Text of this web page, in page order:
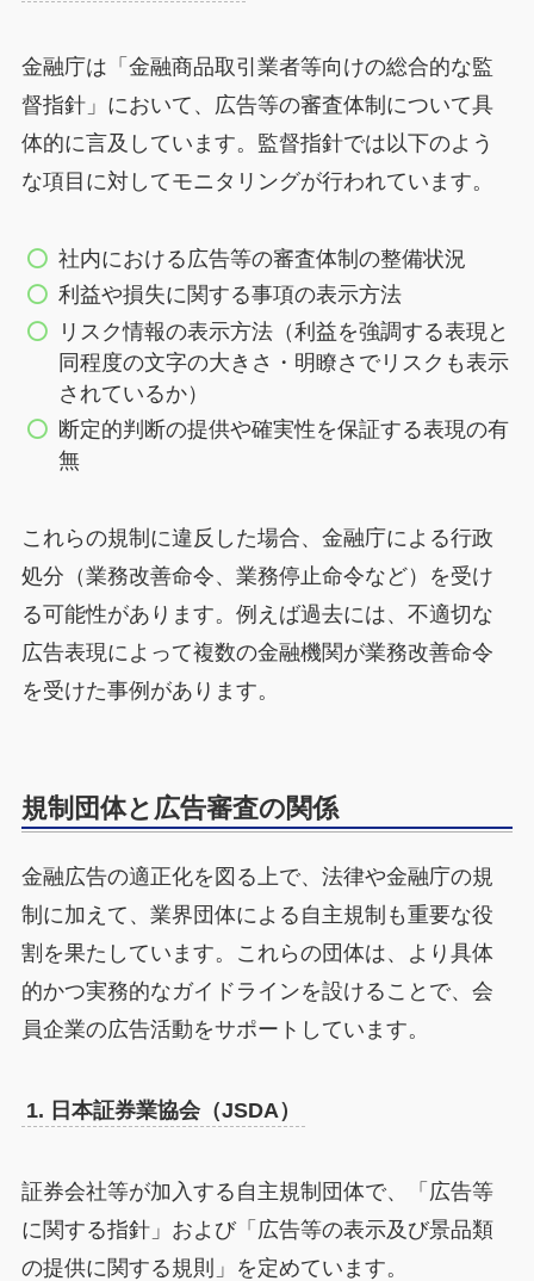
金融庁は「金融商品取引業者等向けの総合的な監
督指針」において、広告等の審査体制について具
体的に言及しています。監督指針では以下のよう
な項目に対してモニタリングが行われています。
社内における広告等の審査体制の整備状況
利益や損失に関する事項の表示方法
リスク情報の表示方法（利益を強調する表現と
同程度の文字の大きさ・明瞭さでリスクも表示
されているか）
断定的判断の提供や確実性を保証する表現の有
無
これらの規制に違反した場合、金融庁による行政
処分（業務改善命令、業務停止命令など）を受け
る可能性があります。例えば過去には、不適切な
広告表現によって複数の金融機関が業務改善命令
を受けた事例があります。
規制団体と広告審査の関係
金融広告の適正化を図る上で、法律や金融庁の規
制に加えて、業界団体による自主規制も重要な役
割を果たしています。これらの団体は、より具体
的かつ実務的なガイドラインを設けることで、会
員企業の広告活動をサポートしています。
1. 日本証券業協会（JSDA）
証券会社等が加入する自主規制団体で、「広告等
に関する指針」および「広告等の表示及び景品類
の提供に関する規則」を定めています。